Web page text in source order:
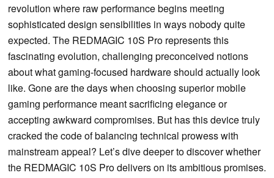
revolution where raw performance begins meeting
sophisticated design sensibilities in ways nobody quite
expected. The REDMAGIC 10S Pro represents this
fascinating evolution, challenging preconceived notions
about what gaming-focused hardware should actually look
like. Gone are the days when choosing superior mobile
gaming performance meant sacrificing elegance or
accepting awkward compromises. But has this device truly
cracked the code of balancing technical prowess with
mainstream appeal? Let’s dive deeper to discover whether
the REDMAGIC 10S Pro delivers on its ambitious promises.